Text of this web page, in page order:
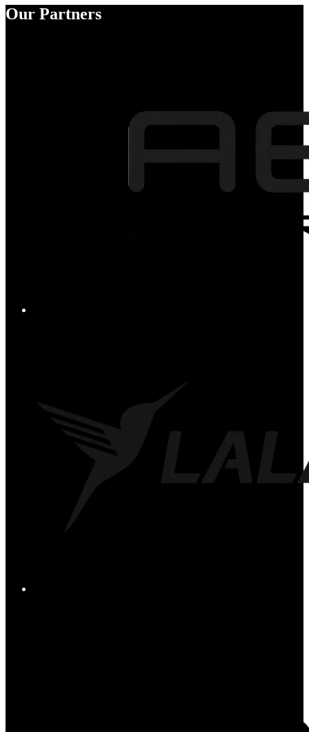
Our Partners